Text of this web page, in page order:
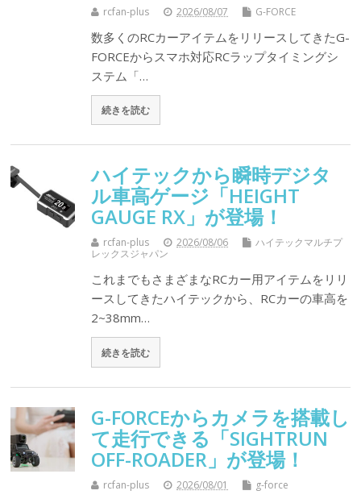
rcfan-plus 2026/08/07 G-FORCE
数多くのRCカーアイテムをリリースしてきたG-
FORCEからスマホ対応RCラップタイミングシ
ステム「…
続きを読む
ハイテックから瞬時デジタ
ル車高ゲージ「HEIGHT
GAUGE RX」が登場！
rcfan-plus 2026/08/06
ハイテックマルチプ
レックスジャパン
これまでもさまざまなRCカー用アイテムをリリ
ースしてきたハイテックから、RCカーの車高を
2~38mm…
続きを読む
G-FORCEからカメラを搭載し
て走行できる「SIGHTRUN
OFF-ROADER」が登場！
rcfan-plus 2026/08/01 g-force